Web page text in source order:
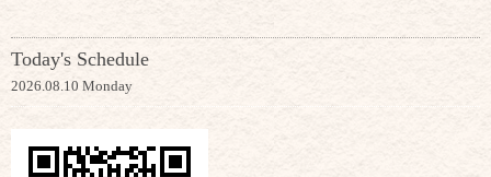
Today's Schedule
2026.08.10 Monday